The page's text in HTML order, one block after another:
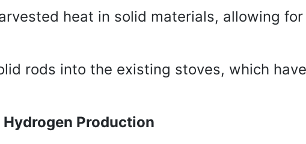
heat in solid materials, allowing
rods into the existing stoves, which
Production